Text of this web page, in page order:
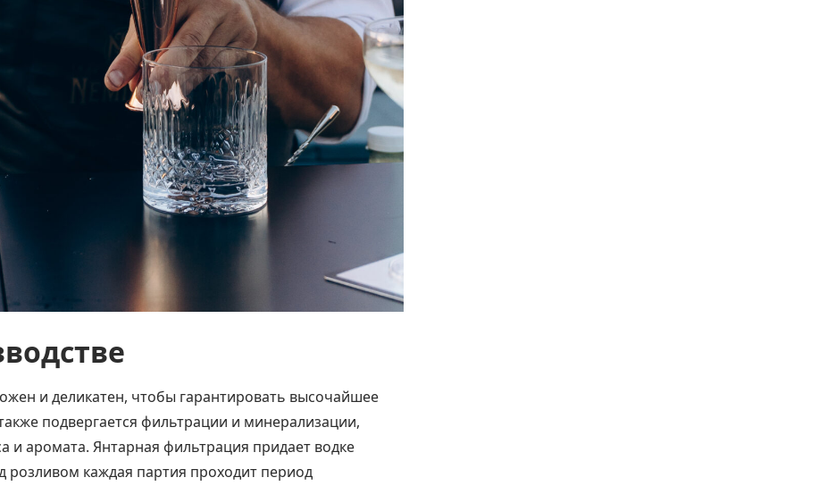
и деликатен, чтобы гарантировать высочайшее
подвергается фильтрации и минерализации,
и аромата. Янтарная фильтрация придает водке
розливом каждая партия проходит период